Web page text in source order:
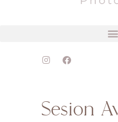
Sesion